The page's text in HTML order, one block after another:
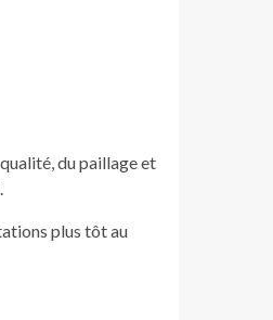
du paillage et
plus tôt au